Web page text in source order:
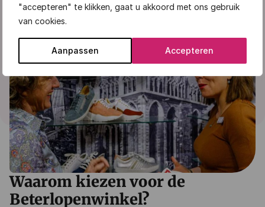
"accepteren" te klikken, gaat u akkoord met ons gebruik
van cookies.
Aanpassen Accepteren
in deBeterlopenwebwinkel.
Waarom kiezen voor de
Beterlopenwinkel?